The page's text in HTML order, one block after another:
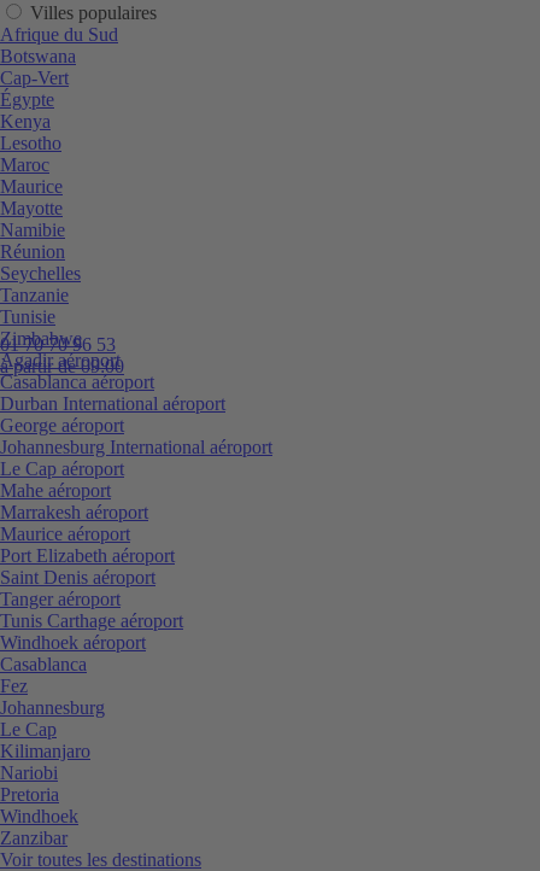
01 70 70 96 53
à partir de 09:00
Villes populaires
Afrique du Sud
Botswana
Cap-Vert
Égypte
Kenya
Lesotho
Maroc
Maurice
Mayotte
Namibie
Réunion
Seychelles
Tanzanie
Tunisie
Zimbabwe
Agadir aéroport
Casablanca aéroport
Durban International aéroport
George aéroport
Johannesburg International aéroport
Le Cap aéroport
Mahe aéroport
Marrakesh aéroport
Maurice aéroport
Port Elizabeth aéroport
Saint Denis aéroport
Tanger aéroport
Tunis Carthage aéroport
Windhoek aéroport
Casablanca
Fez
Johannesburg
Le Cap
Kilimanjaro
Nariobi
Pretoria
Windhoek
Zanzibar
Voir toutes les destinations